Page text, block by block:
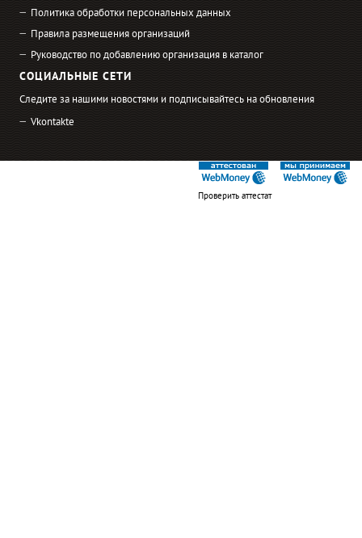
Политика обработки персональных данных
Правила размещения организаций
Руководство по добавлению организация в каталог
СОЦИАЛЬНЫЕ СЕТИ
Следите за нашими новостями и подписывайтесь на обновления
Vkontakte
Проверить аттестат